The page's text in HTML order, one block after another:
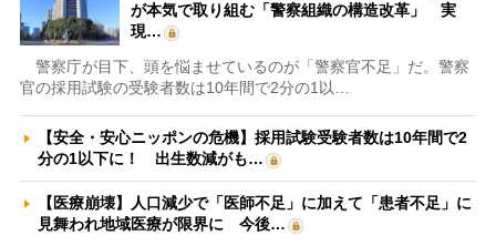
が本気で取り組む「警察組織の構造改革」 実
現…
警察庁が目下、頭を悩ませているのが「警察官不足」だ。警察
官の採用試験の受験者数は10年間で2分の1以…
【安全・安心ニッポンの危機】採用試験受験者数は10年間で2
分の1以下に！ 出生数減がも…
【医療崩壊】人口減少で「医師不足」に加えて「患者不足」に
見舞われ地域医療が限界に 今後…